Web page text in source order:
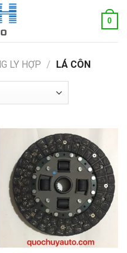
0
LY HỢP / LÁ CÔN